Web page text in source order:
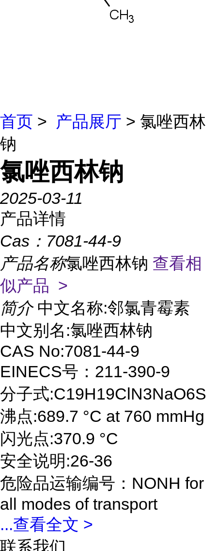
首页 > 产品展厅 > 氯唑西林
钠
氯唑西林钠
2025-03-11
产品详情
Cas： 7081-44-9
产品名称氯唑西林钠 查看相
似产品 >
简介 中文名称:邻氯青霉素
中文别名:氯唑西林钠
CAS No:7081-44-9
EINECS号：211-390-9
分子式:C19H19ClN3NaO6S
沸点:689.7 °C at 760 mmHg
闪光点:370.9 °C
安全说明:26-36
危险品运输编号：NONH for
all modes of transport
...查看全文 >
联系我们